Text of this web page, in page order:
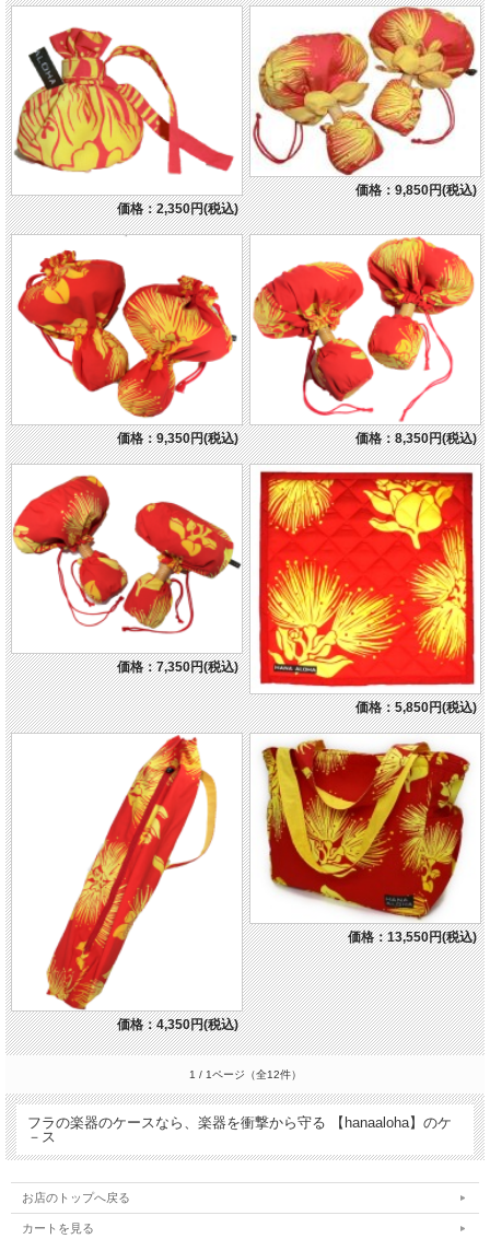
価格：2,350円(税込)
価格：9,850円(税込)
価格：9,350円(税込) 価格：8,350円(税込)
価格：7,350円(税込)
価格：5,850円(税込)
価格：4,350円(税込)
価格：13,550円(税込)
1 / 1ページ （全12件）
フラの楽器のケースなら、楽器を衝撃から守る 【hanaaloha】のケ
－ス
お店のトップへ戻る
カートを見る